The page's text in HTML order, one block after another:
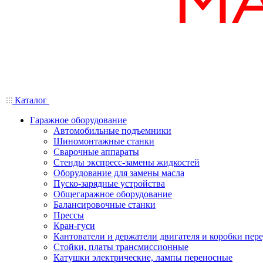
Каталог
Гаражное оборудование
Автомобильные подъемники
Шиномонтажные станки
Сварочные аппараты
Стенды экспресс-замены жидкостей
Оборудование для замены масла
Пуско-зарядные устройства
Общегаражное оборудование
Балансировочные станки
Прессы
Кран-гуси
Кантователи и держатели двигателя и коробки
Стойки, платы трансмиссионные
Катушки электрические, лампы переносные